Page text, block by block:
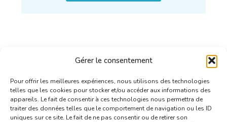
Gérer le consentement
Pour offrir les meilleures expériences, nous utilisons des technologies
telles que les cookies pour stocker et/ou accéder aux informations des
appareils. Le fait de consentir à ces technologies nous permettra de
traiter des données telles que le comportement de navigation ou les ID
uniques sur ce site. Le fait de ne pas consentir ou de retirer son